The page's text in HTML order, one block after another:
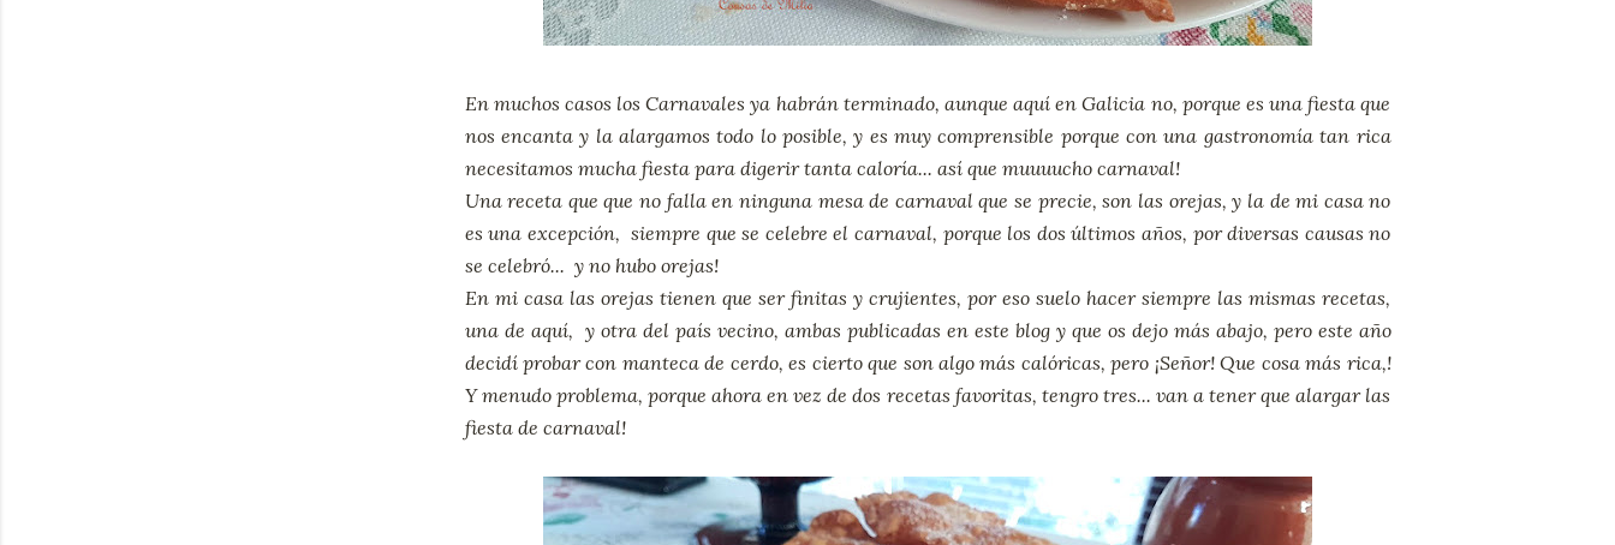
En muchos casos los Carnavales ya habrán terminado, aunque aquí en Galicia no, porque es una fiesta que
nos encanta y la alargamos todo lo posible, y es muy comprensible porque con una gastronomía tan rica
necesitamos mucha fiesta para digerir tanta caloría... así que muuuucho carnaval!
Una receta que que no falla en ninguna mesa de carnaval que se precie, son las orejas, y la de mi casa no
es una excepción, siempre que se celebre el carnaval, porque los dos últimos años, por diversas causas no
se celebró... y no hubo orejas!
En mi casa las orejas tienen que ser finitas y crujientes, por eso suelo hacer siempre las mismas recetas,
una de aquí, y otra del país vecino, ambas publicadas en este blog y que os dejo más abajo, pero este año
decidí probar con manteca de cerdo, es cierto que son algo más calóricas, pero ¡Señor! Que cosa más rica,!
Y menudo problema, porque ahora en vez de dos recetas favoritas, tengro tres... van a tener que alargar las
fiesta de carnaval!